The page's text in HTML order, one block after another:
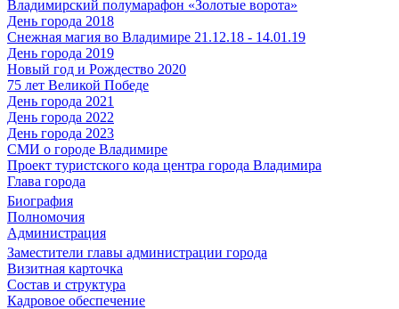
Владимирский полумарафон «Золотые ворота»
День города 2018
Снежная магия во Владимире 21.12.18 - 14.01.19
День города 2019
Новый год и Рождество 2020
75 лет Великой Победе
День города 2021
День города 2022
День города 2023
СМИ о городе Владимире
Проект туристского кода центра города Владимира
Глава города
Биография
Полномочия
Администрация
Заместители главы администрации города
Визитная карточка
Состав и структура
Кадровое обеспечение